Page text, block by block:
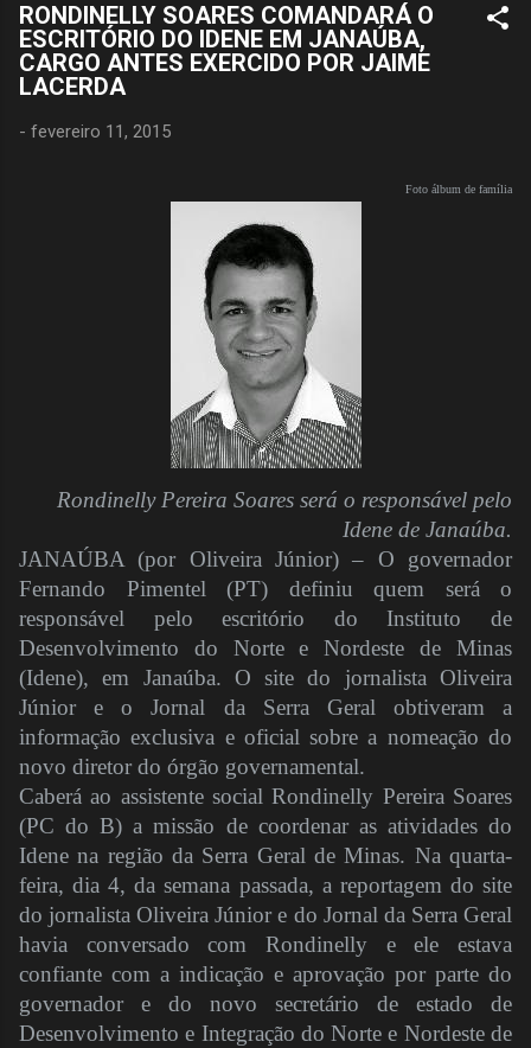
RONDINELLY SOARES COMANDARÁ O
ESCRITÓRIO DO IDENE EM JANAÚBA,
CARGO ANTES EXERCIDO POR JAIME
LACERDA
- fevereiro 11, 2015
Foto álbum de família
Rondinelly Pereira Soares será o responsável pelo
Idene de Janaúba.
JANAÚBA (por Oliveira Júnior) – O governador
Fernando Pimentel (PT) definiu quem será o
responsável pelo escritório do Instituto de
Desenvolvimento do Norte e Nordeste de Minas
(Idene), em Janaúba. O site do jornalista Oliveira
Júnior e o Jornal da Serra Geral obtiveram a
informação exclusiva e oficial sobre a nomeação do
novo diretor do órgão governamental.
Caberá ao assistente social Rondinelly Pereira Soares
(PC do B) a missão de coordenar as atividades do
Idene na região da Serra Geral de Minas. Na quarta-
feira, dia 4, da semana passada, a reportagem do site
do jornalista Oliveira Júnior e do Jornal da Serra Geral
havia conversado com Rondinelly e ele estava
confiante com a indicação e aprovação por parte do
governador e do novo secretário de estado de
Desenvolvimento e Integração do Norte e Nordeste de